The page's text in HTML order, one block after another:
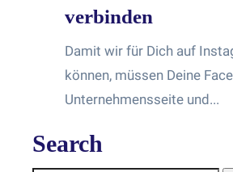
verbinden
Damit wir für Dich auf
können, müssen Deine
Unternehmensseite und...
Search